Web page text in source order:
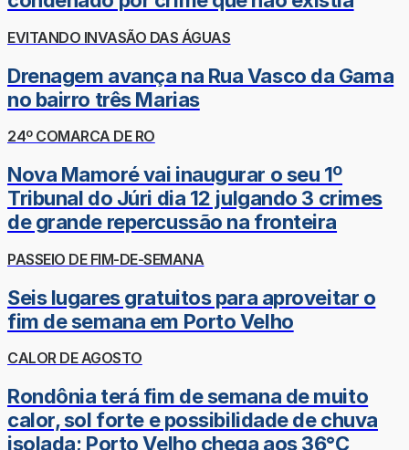
EVITANDO INVASÃO DAS ÁGUAS
Drenagem avança na Rua Vasco da Gama
no bairro três Marias
24º COMARCA DE RO
Nova Mamoré vai inaugurar o seu 1º
Tribunal do Júri dia 12 julgando 3 crimes
de grande repercussão na fronteira
PASSEIO DE FIM-DE-SEMANA
Seis lugares gratuitos para aproveitar o
fim de semana em Porto Velho
CALOR DE AGOSTO
Rondônia terá fim de semana de muito
calor, sol forte e possibilidade de chuva
isolada; Porto Velho chega aos 36°C